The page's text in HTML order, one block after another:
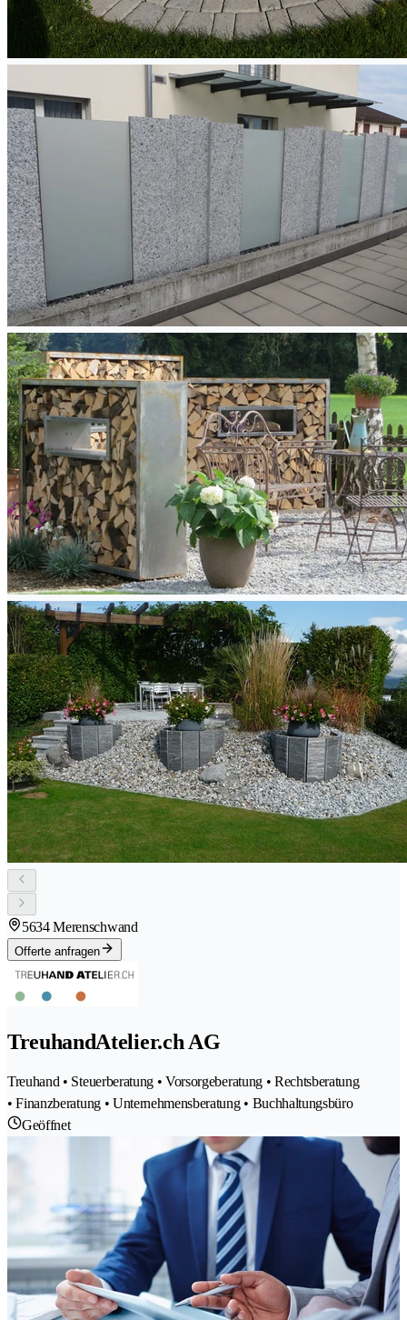
5634 Merenschwand
Offerte anfragen
TreuhandAtelier.ch AG
Treuhand • Steuerberatung • Vorsorgeberatung • Rechtsberatung
• Finanzberatung • Unternehmensberatung • Buchhaltungsbüro
Geöffnet